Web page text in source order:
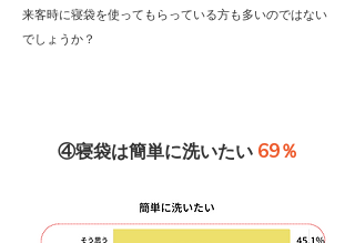
来客時に寝袋を使ってもらっている方も多いのではない
でしょうか？
④寝袋は簡単に洗いたい 69％